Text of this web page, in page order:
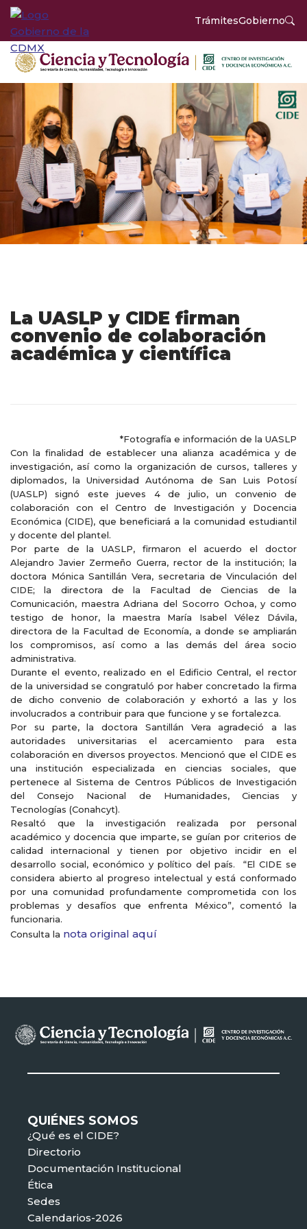
TrámitesGobierno
La UASLP y CIDE firman
convenio de colaboración
académica y científica
*Fotografía e información de la UASLP
Con la finalidad de establecer una alianza académica y de
investigación, así como la organización de cursos, talleres y
diplomados, la Universidad Autónoma de San Luis Potosí
(UASLP) signó este jueves 4 de julio, un convenio de
colaboración con el Centro de Investigación y Docencia
Económica (CIDE), que beneficiará a la comunidad estudiantil
y docente del plantel.
Por parte de la UASLP, firmaron el acuerdo el doctor
Alejandro Javier Zermeño Guerra, rector de la institución; la
doctora Mónica Santillán Vera, secretaria de Vinculación del
CIDE; la directora de la Facultad de Ciencias de la
Comunicación, maestra Adriana del Socorro Ochoa, y como
testigo de honor, la maestra María Isabel Vélez Dávila,
directora de la Facultad de Economía, a donde se ampliarán
los compromisos, así como a las demás del área socio
administrativa.
Durante el evento, realizado en el Edificio Central, el rector
de la universidad se congratuló por haber concretado la firma
de dicho convenio de colaboración y exhortó a las y los
involucrados a contribuir para que funcione y se fortalezca.
Por su parte, la doctora Santillán Vera agradeció a las
autoridades universitarias el acercamiento para esta
colaboración en diversos proyectos. Mencionó que el CIDE es
una institución especializada en ciencias sociales, que
pertenece al Sistema de Centros Públicos de Investigación
del Consejo Nacional de Humanidades, Ciencias y
Tecnologías (Conahcyt).
Resaltó que la investigación realizada por personal
académico y docencia que imparte, se guían por criterios de
calidad internacional y tienen por objetivo incidir en el
desarrollo social, económico y político del país. “El CIDE se
considera abierto al progreso intelectual y está conformado
por una comunidad profundamente comprometida con los
problemas y desafíos que enfrenta México”, comentó la
funcionaria.
Consulta la nota original aquí
QUIÉNES SOMOS
¿Qué es el CIDE?
Directorio
Documentación Institucional
Ética
Sedes
Calendarios-2026